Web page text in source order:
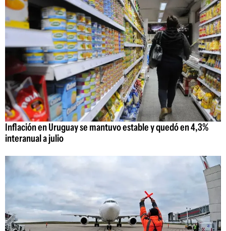
Inflación en Uruguay se mantuvo estable y quedó en 4,3%
interanual a julio